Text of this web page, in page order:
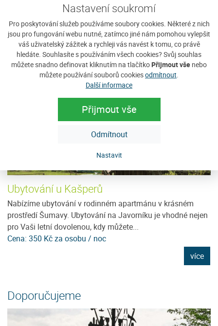
Nastavení soukromí
Pro poskytování služeb používáme soubory cookies. Některé z nich
jsou pro fungování webu nutné, zatímco jiné nám pomohou vylepšit
váš uživatelský zážitek a rychleji vás navést k tomu, co právě
hledáte. Souhlasíte s používáním všech cookies? Svůj souhlas
můžete snadno definovat kliknutím na tlačítko Přijmout vše nebo
můžete používání souborů cookiesodmítnout
Další informace
Přijmout vše
Odmítnout
Nastavit
Zobrazit nabídku
Tip na ubytování
Ubytování u Kašperů
Nabízíme ubytování v rodinném apartmánu v krásném
prostředí Šumavy. Ubytování na Javorníku je vhodné nejen
pro Vaši letní dovolenou, kdy můžete...
Cena: 350 Kč za osobu / noc
více
Doporučujeme